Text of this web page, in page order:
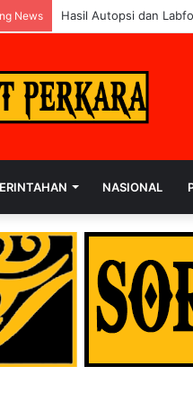
News Polres Rohul
NASIONAL